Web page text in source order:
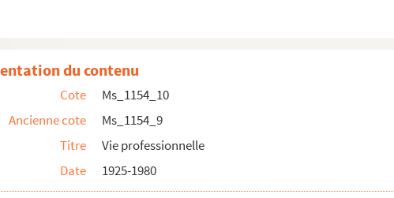
carrière de Chamson au sein des Archives nationales
à la nomination
et communales
du contenu
Cote
Ms_1154_10
Ancienne cote
Ms_1154_9
Titre
Vie professionnelle
Date
1925-1980